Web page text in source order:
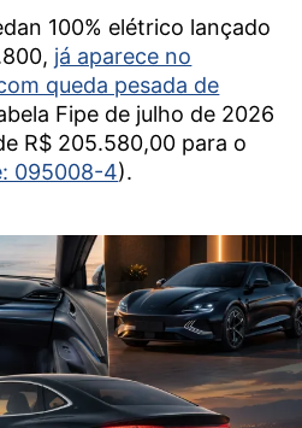
100% elétrico lançado
já aparece no
queda pesada de
Fipe de julho de 2026
R$ 205.580,00 para o
095008-4).